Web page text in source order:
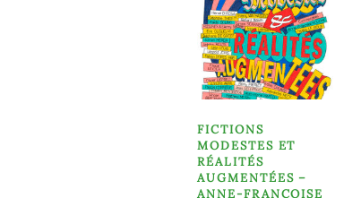
FICTIONS
MODESTES ET
RÉALITÉS
AUGMENTÉES –
ANNE-FRANÇOISE